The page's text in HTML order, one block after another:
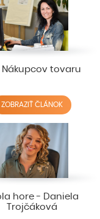
Nákupcov tovaru
ZOBRAZIŤ ČLÁNOK
hore - Daniela
Trojčáková